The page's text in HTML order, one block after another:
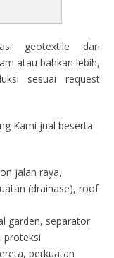
geotextile dari
atau bahkan lebih,
sesuai request
Kami jual beserta
jalan raya,
(drainase), roof
garden, separator
proteksi
perkuatan